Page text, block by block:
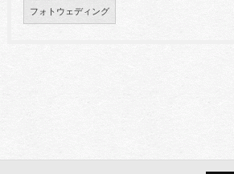
フォトウェディング